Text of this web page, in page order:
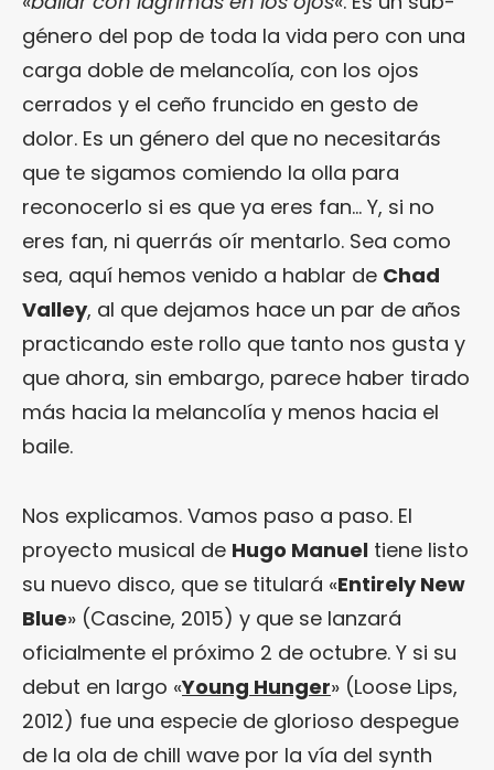
género del pop de toda la vida pero con una
carga doble de melancolía, con los ojos
cerrados y el ceño fruncido en gesto de
dolor. Es un género del que no necesitarás
que te sigamos comiendo la olla para
reconocerlo si es que ya eres fan… Y, si no
eres fan, ni querrás oír mentarlo. Sea como
sea, aquí hemos venido a hablar de Chad
Valley, al que dejamos hace un par de años
practicando este rollo que tanto nos gusta y
que ahora, sin embargo, parece haber tirado
más hacia la melancolía y menos hacia el
baile.
Nos explicamos. Vamos paso a paso. El
proyecto musical de Hugo Manuel tiene listo
su nuevo disco, que se titulará «Entirely New
Blue» (Cascine, 2015) y que se lanzará
oficialmente el próximo 2 de octubre. Y si su
debut en largo «Young Hunger» (Loose Lips,
2012) fue una especie de glorioso despegue
de la ola de chill wave por la vía del synth